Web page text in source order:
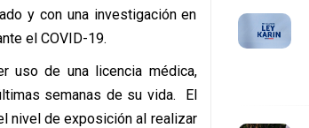
y con una investigación en
el COVID-19.
uso de una licencia médica,
semanas de su vida. El
nivel de exposición al realizar